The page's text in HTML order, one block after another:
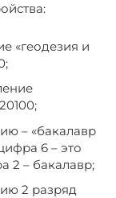
«геодезия и
– «бакалавр
6 – это
2 – бакалавр;
2 разряд